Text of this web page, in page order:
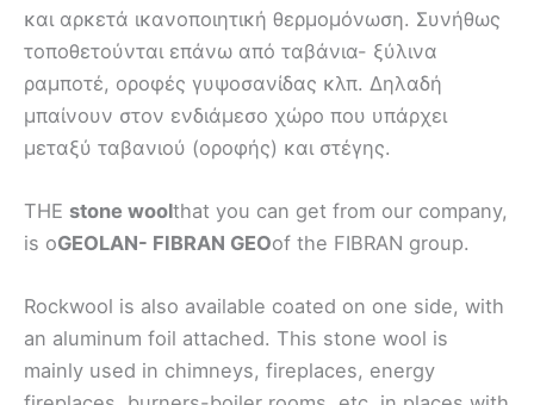
και αρκετά ικανοποιητική θερμομόνωση. Συνήθως
τοποθετούνται επάνω από ταβάνια- ξύλινα
ραμποτέ, οροφές γυψοσανίδας κλπ. Δηλαδή
μπαίνουν στον ενδιάμεσο χώρο που υπάρχει
μεταξύ ταβανιού (οροφής) και στέγης.
THE stone woolthat you can get from our company,
is oGEOLAN- FIBRAN GEOof the FIBRAN group.
Rockwool is also available coated on one side, with
an aluminum foil attached. This stone wool is
mainly used in chimneys, fireplaces, energy